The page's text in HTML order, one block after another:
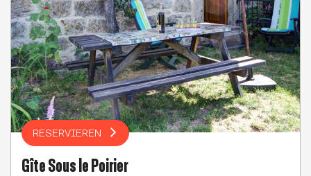
RESERVIEREN
Gîte Sous le Poirier